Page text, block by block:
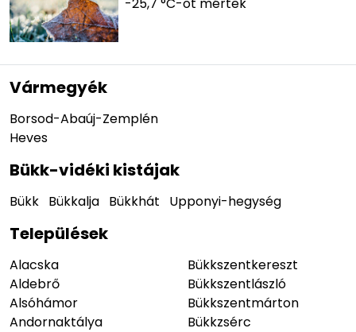
Vármegyék
Borsod-Abaúj-Zemplén
Heves
Bükk-vidéki kistájak
Bükk Bükkalja Bükkhát Upponyi-hegység
Települések
Alacska
Aldebrő
Alsóhámor
Andornaktálya
Bükkszentkereszt
Bükkszentlászló
Bükkszentmárton
Bükkzsérc